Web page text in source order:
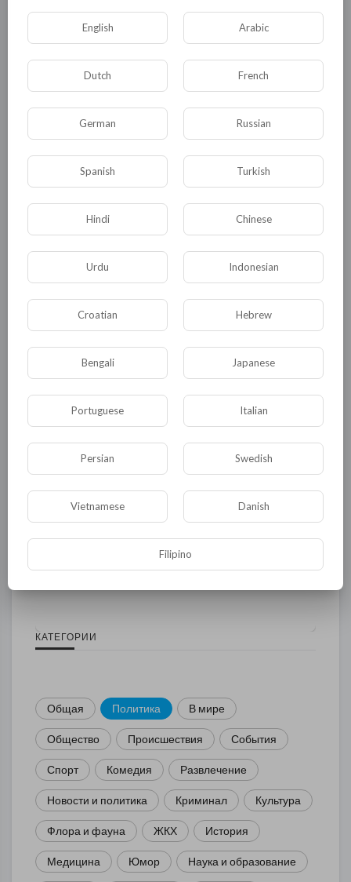
всем законам речного флота. Здесь все
строго по расписанию: и подъем, и завтрак с
обедом и ужином. Готовят для медиков два
кока. Команда, обслуживающая само судно,
состоит из 12 человек. Капитан, матросы и
врачи давно сдружились. Многие вместе уже
не одну навигацию. В воскресенье -
единственный выходной - команда
в шахматы, купаются в реке. Перед тем как
отправиться в путь, все прошли вакцинацию.
0 0 • 0 Комментарии
Опубликовать
Комментариев нет
КАТЕГОРИИ
Общая Политика В мире
Общество Происшествия События
Спорт Комедия Развлечение
Новости и политика Криминал Культура
Флора и фауна ЖКХ История
Медицина Юмор Наука и образование
English Arabic
Dutch French
German Russian
Spanish Turkish
Hindi Chinese
Urdu Indonesian
Croatian Hebrew
Bengali Japanese
Portuguese Italian
Persian Swedish
Vietnamese Danish
Filipino